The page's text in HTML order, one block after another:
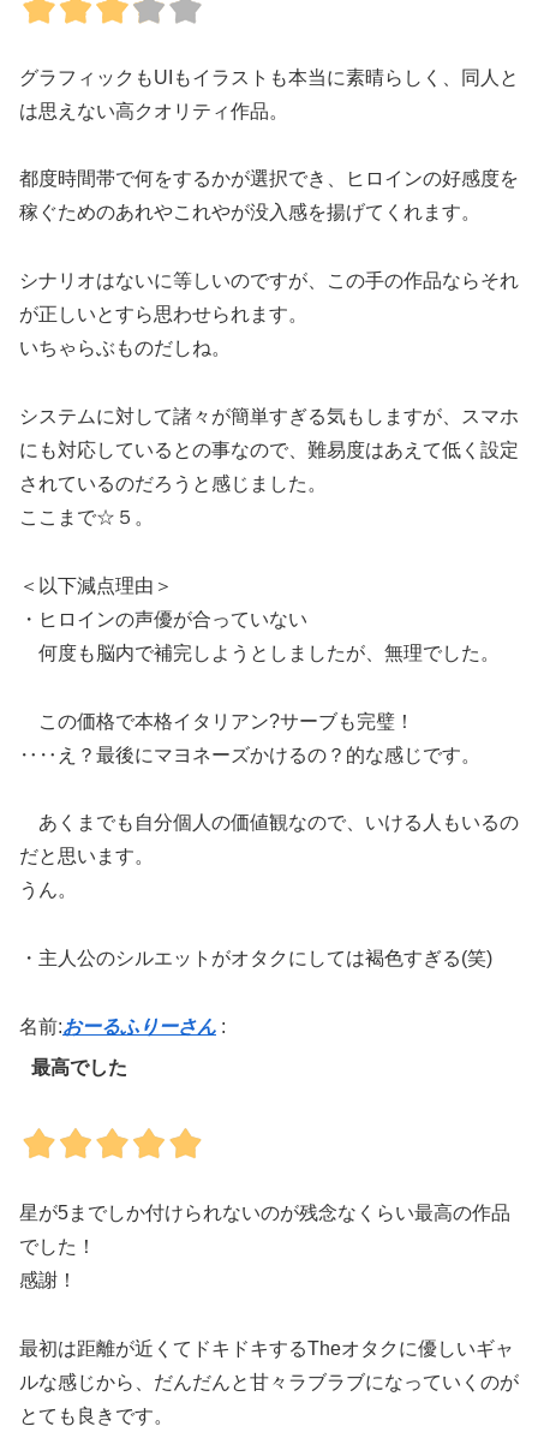
グラフィックもUIもイラストも本当に素晴らしく、同人と
は思えない高クオリティ作品。
都度時間帯で何をするかが選択でき、ヒロインの好感度を
稼ぐためのあれやこれやが没入感を揚げてくれます。
シナリオはないに等しいのですが、この手の作品ならそれ
が正しいとすら思わせられます。
いちゃらぶものだしね。
システムに対して諸々が簡単すぎる気もしますが、スマホ
にも対応しているとの事なので、難易度はあえて低く設定
されているのだろうと感じました。
ここまで☆５。
＜以下減点理由＞
・ヒロインの声優が合っていない
何度も脳内で補完しようとしましたが、無理でした。
この価格で本格イタリアン?サーブも完璧！
‥‥え？最後にマヨネーズかけるの？的な感じです。
あくまでも自分個人の価値観なので、いける人もいるの
だと思います。
うん。
・主人公のシルエットがオタクにしては褐色すぎる(笑)
名前:おーるふりーさん :
最高でした
星が5までしか付けられないのが残念なくらい最高の作品
でした！
感謝！
最初は距離が近くてドキドキするTheオタクに優しいギャ
ルな感じから、だんだんと甘々ラブラブになっていくのが
とても良きです。